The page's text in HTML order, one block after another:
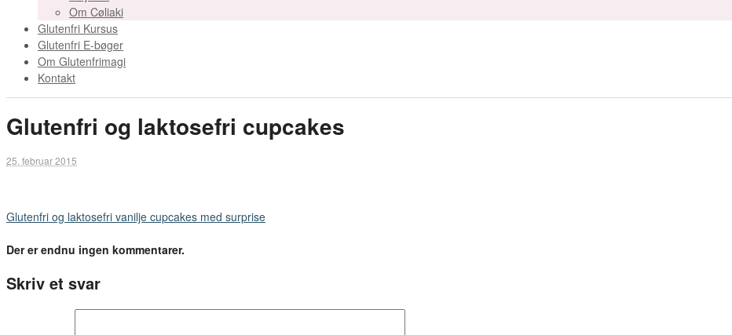
Om Cøliaki
Glutenfri Kursus
Glutenfri E-bøger
Om Glutenfrimagi
Kontakt
Glutenfri og laktosefri cupcakes
25. februar 2015
Glutenfri og laktosefri vanilje cupcakes med surprise
Der er endnu ingen kommentarer.
Skriv et svar